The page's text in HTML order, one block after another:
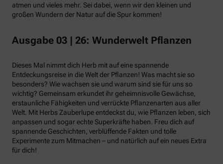
atmen und vieles mehr. Sei dabei, wenn wir den kleinen und
großen Wundern der Natur auf die Spur kommen!
Ausgabe 03 | 26: Wunderwelt Pflanzen
Dieses Mal nimmt dich Herb mit auf eine spannende
Entdeckungsreise in die Welt der Pflanzen! Was macht sie so
besonders? Wie wachsen sie und warum sind sie für uns so
wichtig? Gemeinsam erkundet ihr geheimnisvolle Gewächse,
erstaunliche Fähigkeiten und verrückte Pflanzenarten aus aller
Welt. Mit Herbs Zauberlupe entdeckst du, wie Pflanzen leben, sich
anpassen und sogar echte Superkräfte haben. Freu dich auf
spannende Geschichten, verblüffende Fakten und tolle
Experimente zum Mitmachen – und natürlich auf ein neues Extra
für dich!